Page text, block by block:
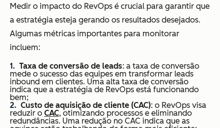
Medir o impacto do RevOps é crucial para garantir que
a estratégia esteja gerando os resultados desejados.
Algumas métricas importantes para monitorar
incluem:
Taxa de conversão de leads: a taxa de conversão
mede o sucesso das equipes em transformar leads
inbound em clientes. Uma alta taxa de conversão
indica que a estratégia de RevOps está funcionando
bem;
Custo de aquisição de cliente (CAC): o RevOps visa
reduzir o CAC, otimizando processos e eliminando
redundâncias. Uma redução no CAC indica que as